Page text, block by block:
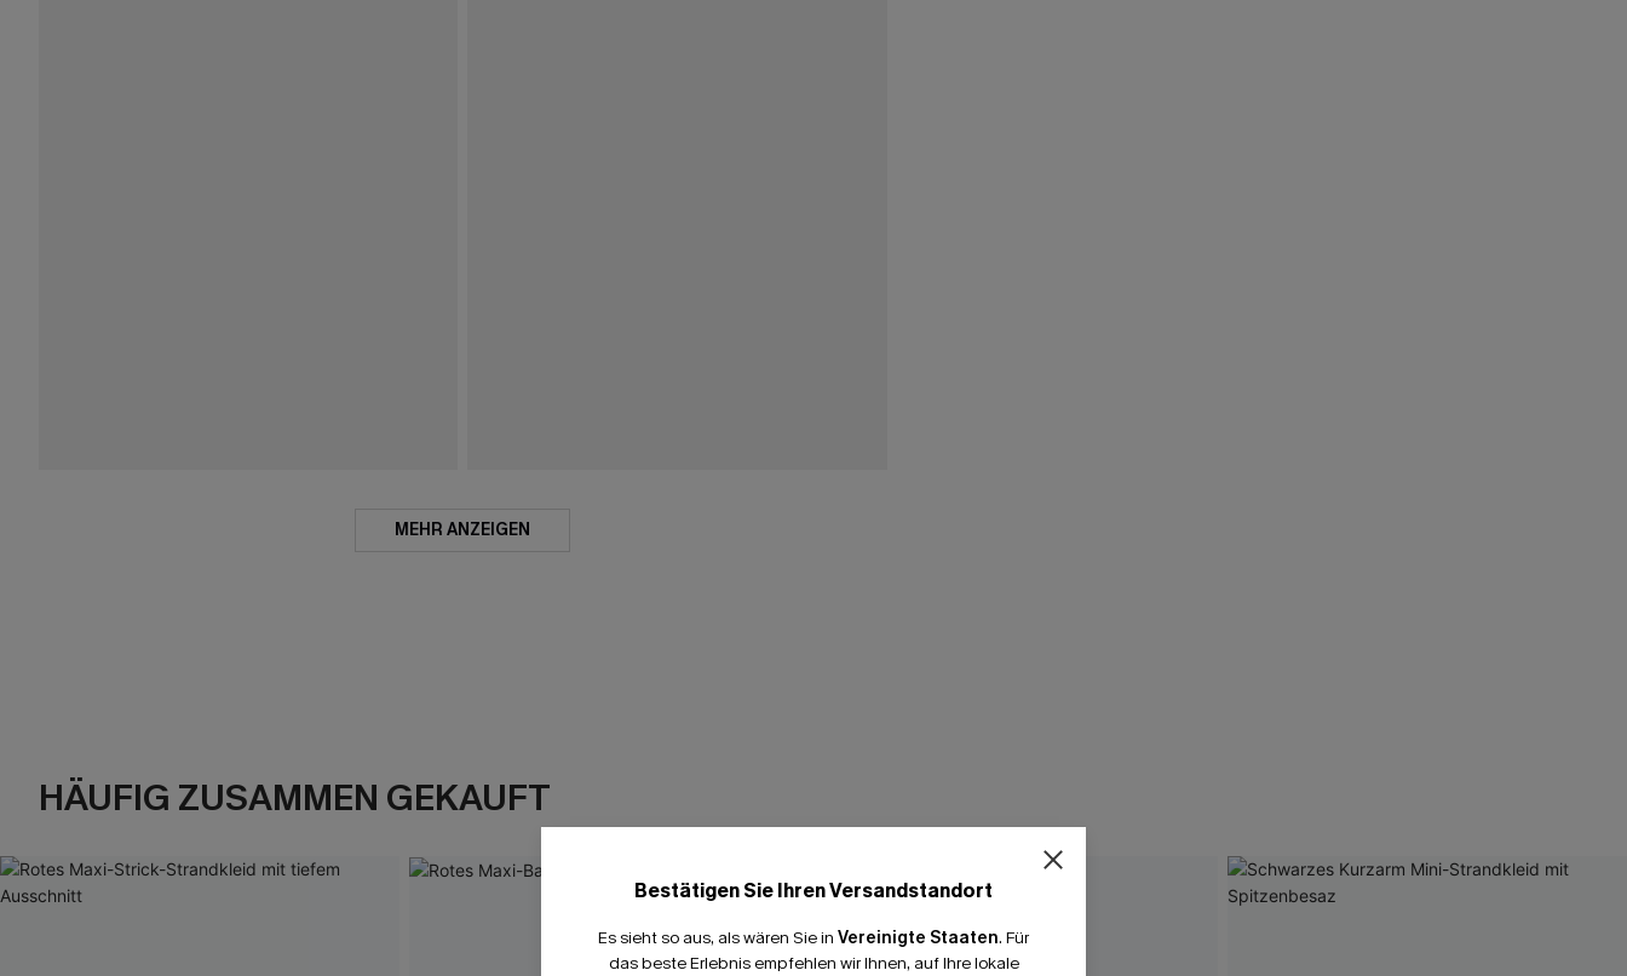
MEHR ANZEIGEN
HÄUFIG ZUSAMMEN GEKAUFT
Bestätigen Sie Ihren Versandstandort
Es sieht so aus, als wären Sie in Vereinigte Staaten. Für
das beste Erlebnis empfehlen wir Ihnen, auf Ihre lokale